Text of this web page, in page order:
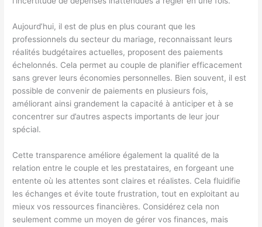
Aujourd’hui, il est de plus en plus courant que les
professionnels du secteur du mariage, reconnaissant leurs
réalités budgétaires actuelles, proposent des paiements
échelonnés. Cela permet au couple de planifier efficacement
sans grever leurs économies personnelles. Bien souvent, il est
possible de convenir de paiements en plusieurs fois,
améliorant ainsi grandement la capacité à anticiper et à se
concentrer sur d’autres aspects importants de leur jour
spécial.
Cette transparence améliore également la qualité de la
relation entre le couple et les prestataires, en forgeant une
entente où les attentes sont claires et réalistes. Cela fluidifie
les échanges et évite toute frustration, tout en exploitant au
mieux vos ressources financières. Considérez cela non
seulement comme un moyen de gérer vos finances, mais